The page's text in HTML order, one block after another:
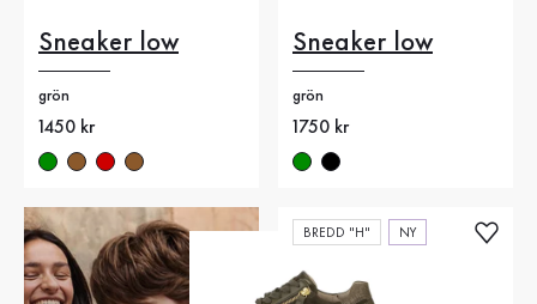
Sneaker low
grön
Nytt pris
1450 kr
Sneaker low
grön
Nytt pris
1750 kr
BREDD "H" NY